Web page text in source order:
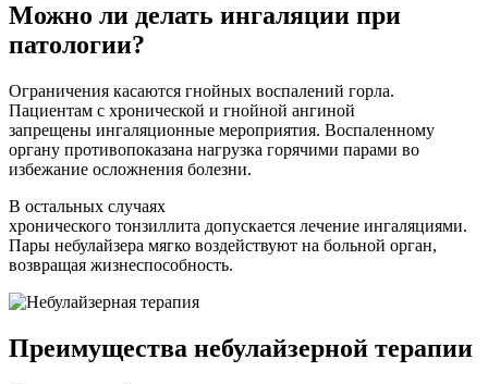
Можно ли делать ингаляции при
патологии?
Ограничения касаются гнойных воспалений горла.
Пациентам с хронической и гнойной ангиной
запрещены ингаляционные мероприятия. Воспаленному
органу противопоказана нагрузка горячими парами во
избежание осложнения болезни.
В остальных случаях
хронического тонзиллита допускается лечение ингаляциями.
Пары небулайзера мягко воздействуют на больной орган,
возвращая жизнеспособность.
Преимущества небулайзерной терапии